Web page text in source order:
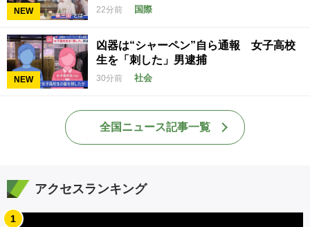
NEW 22分前 国際
NEW
凶器は“シャーペン”自ら通報 女子高校
生を「刺した」男逮捕
30分前 社会
全国ニュース記事一覧
アクセスランキング
1